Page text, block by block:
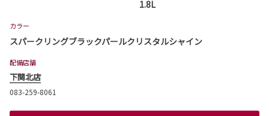
1.8L
カラー
スパークリングブラックパールクリスタルシャイン
配備店舗
下関北店
083-259-8061